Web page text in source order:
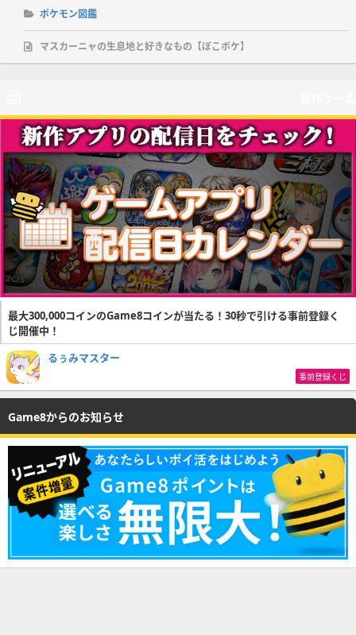
ポケモン図鑑
マスカーニャの生息地と好きなもの【ぽこポケ】
最大300,000コインのGame8コインが当たる！30秒で引ける事前登録く
じ開催中！
るぅみマスター
事前登録くじ
Game8からのお知らせ